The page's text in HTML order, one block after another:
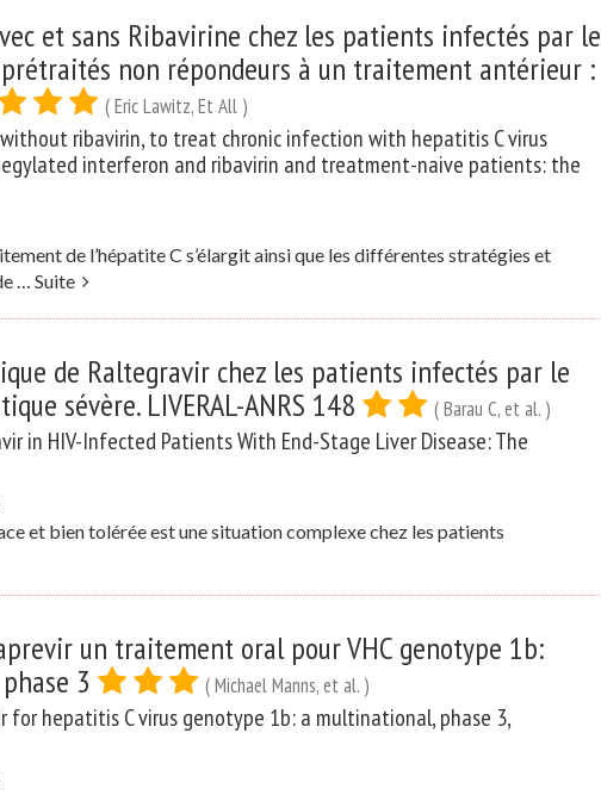
et sans Ribavirine chez les patients infectés par le
non répondeurs à un traitement antérieur :
( Eric Lawitz, Et All )
ribavirin, to treat chronic infection with hepatitis C virus
interferon and ribavirin and treatment-naive patients: the
de l’hépatite C s’élargit ainsi que les différentes stratégies et
… Suite
de Raltegravir chez les patients infectés par le
sévère. LIVERAL-ANRS 148
( Barau C, et al. )
in HIV-Infected Patients With End-Stage Liver Disease: The
et bien tolérée est une situation complexe chez les patients
un traitement oral pour VHC genotype 1b:
3
( Michael Manns, et al. )
for hepatitis C virus genotype 1b: a multinational, phase 3,